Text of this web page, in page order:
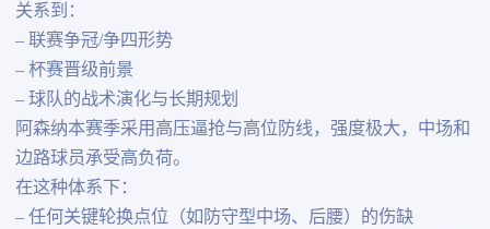
关系到：
– 联赛争冠/争四形势
– 杯赛晋级前景
– 球队的战术演化与长期规划
阿森纳本赛季采用高压逼抢与高位防线，强度极大，中场和
边路球员承受高负荷。
在这种体系下：
– 任何关键轮换点位（如防守型中场、后腰）的伤缺